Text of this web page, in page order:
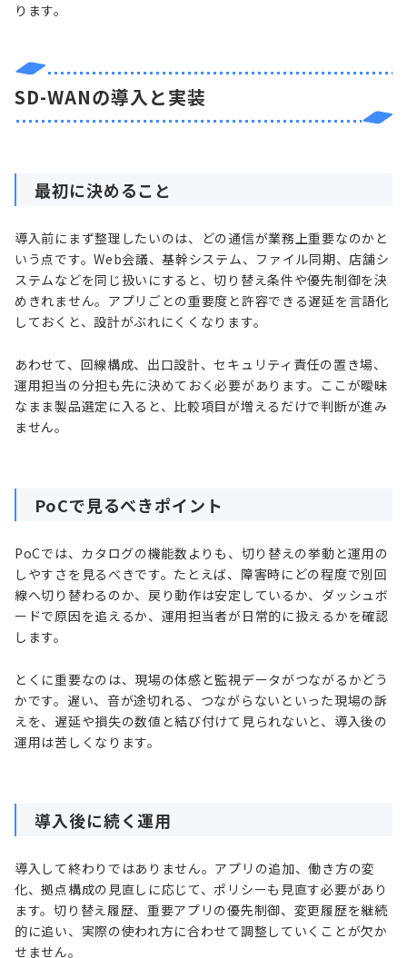
ります。
SD-WANの導入と実装
最初に決めること
導入前にまず整理したいのは、どの通信が業務上重要なのかと
いう点です。Web会議、基幹システム、ファイル同期、店舗シ
ステムなどを同じ扱いにすると、切り替え条件や優先制御を決
めきれません。アプリごとの重要度と許容できる遅延を言語化
しておくと、設計がぶれにくくなります。
あわせて、回線構成、出口設計、セキュリティ責任の置き場、
運用担当の分担も先に決めておく必要があります。ここが曖昧
なまま製品選定に入ると、比較項目が増えるだけで判断が進み
ません。
PoCで見るべきポイント
PoCでは、カタログの機能数よりも、切り替えの挙動と運用の
しやすさを見るべきです。たとえば、障害時にどの程度で別回
線へ切り替わるのか、戻り動作は安定しているか、ダッシュボ
ードで原因を追えるか、運用担当者が日常的に扱えるかを確認
します。
とくに重要なのは、現場の体感と監視データがつながるかどう
かです。遅い、音が途切れる、つながらないといった現場の訴
えを、遅延や損失の数値と結び付けて見られないと、導入後の
運用は苦しくなります。
導入後に続く運用
導入して終わりではありません。アプリの追加、働き方の変
化、拠点構成の見直しに応じて、ポリシーも見直す必要があり
ます。切り替え履歴、重要アプリの優先制御、変更履歴を継続
的に追い、実際の使われ方に合わせて調整していくことが欠か
せません。